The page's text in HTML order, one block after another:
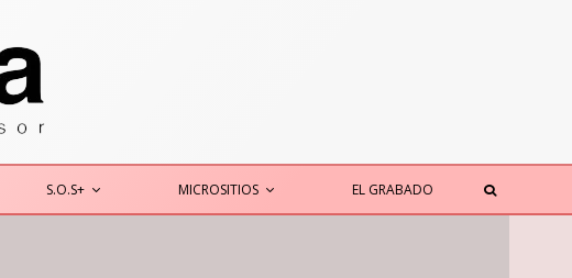
S.O.S+ MICROSITIOS EL GRABADO